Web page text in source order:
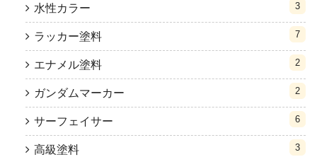
水性カラー 3
ラッカー塗料 7
エナメル塗料 2
ガンダムマーカー 2
サーフェイサー 6
高級塗料 3